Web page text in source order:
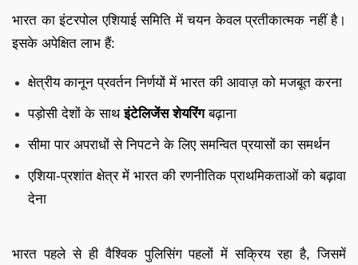
भारत का इंटरपोल एशियाई समिति में चयन केवल प्रतीकात्मक नहीं है।
इसके अपेक्षित लाभ हैं:
क्षेत्रीय कानून प्रवर्तन निर्णयों में भारत की आवाज़ को मजबूत करना
पड़ोसी देशों के साथइंटेलिजेंस शेयरिंगबढ़ाना
सीमा पार अपराधों से निपटने के लिए समन्वित प्रयासों का समर्थन
एशिया-प्रशांत क्षेत्र में भारत की रणनीतिक प्राथमिकताओं को बढ़ावा
देना
भारत पहले से ही वैश्विक पुलिसिंग पहलों में सक्रिय रहा है, जिसमें